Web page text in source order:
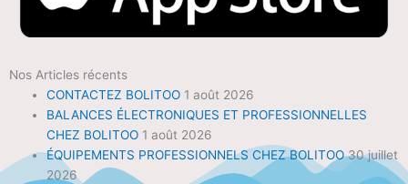
Nos Articles récents
CONTACTEZ BOLITOO 1 août 2026
BALANCES ÉLECTRONIQUES ET PROFESSIONNELLES
CHEZ BOLITOO 1 août 2026
ÉQUIPEMENTS PROFESSIONNELS CHEZ BOLITOO 30 juillet
2026